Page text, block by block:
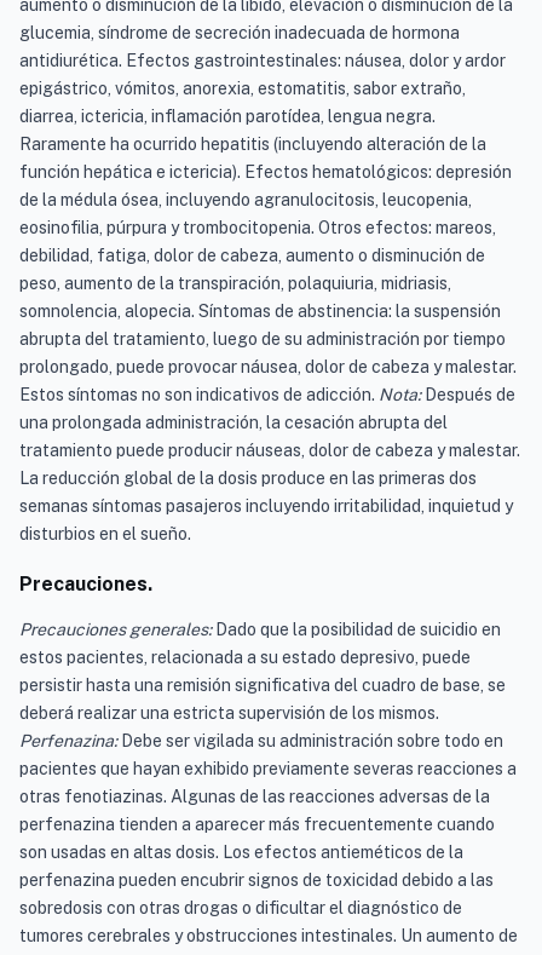
aumento o disminución de la libido, elevación o disminución de la
glucemia, síndrome de secreción inadecuada de hormona
antidiurética. Efectos gastrointestinales: náusea, dolor y ardor
epigástrico, vómitos, anorexia, estomatitis, sabor extraño,
diarrea, ictericia, inflamación parotídea, lengua negra.
Raramente ha ocurrido hepatitis (incluyendo alteración de la
función hepática e ictericia). Efectos hematológicos: depresión
de la médula ósea, incluyendo agranulocitosis, leucopenia,
eosinofilia, púrpura y trombocitopenia. Otros efectos: mareos,
debilidad, fatiga, dolor de cabeza, aumento o disminución de
peso, aumento de la transpiración, polaquiuria, midriasis,
somnolencia, alopecia. Síntomas de abstinencia: la suspensión
abrupta del tratamiento, luego de su administración por tiempo
prolongado, puede provocar náusea, dolor de cabeza y malestar.
Estos síntomas no son indicativos de adicción. Nota:Después de
una prolongada administración, la cesación abrupta del
tratamiento puede producir náuseas, dolor de cabeza y malestar.
La reducción global de la dosis produce en las primeras dos
semanas síntomas pasajeros incluyendo irritabilidad, inquietud y
disturbios en el sueño.
Precauciones.
Precauciones generales: Dado que la posibilidad de suicidio en
estos pacientes, relacionada a su estado depresivo, puede
persistir hasta una remisión significativa del cuadro de base, se
deberá realizar una estricta supervisión de los mismos.
Perfenazina:Debe ser vigilada su administración sobre todo en
pacientes que hayan exhibido previamente severas reacciones a
otras fenotiazinas. Algunas de las reacciones adversas de la
perfenazina tienden a aparecer más frecuentemente cuando
son usadas en altas dosis. Los efectos antieméticos de la
perfenazina pueden encubrir signos de toxicidad debido a las
sobredosis con otras drogas o dificultar el diagnóstico de
tumores cerebrales y obstrucciones intestinales. Un aumento de